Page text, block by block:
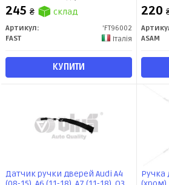
245 ₴ склад
Артикул:
'FT96002
FAST
Італія
КУПИТИ
220
ASAM
Датчик ручки дверей Audi A4
Ручка